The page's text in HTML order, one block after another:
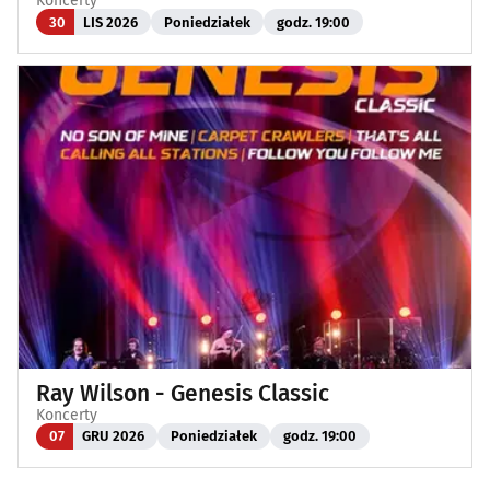
30 LIS 2026 Poniedziałek godz. 19:00
Ray Wilson - Genesis Classic
Koncerty
07 GRU 2026 Poniedziałek godz. 19:00